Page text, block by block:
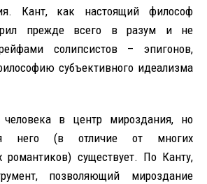
Кант, как настоящий философ
прежде всего в разум и не
солипсистов – эпигонов,
субъективного идеализма
в центр мироздания, но
него (в отличие от многих
романтиков) существует. По Канту,
позволяющий мироздание